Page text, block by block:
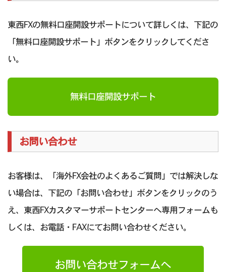
東西FXの無料口座開設サポートについて詳しくは、下記の
「無料口座開設サポート」ボタンをクリックしてくださ
い。
無料口座開設サポート
お問い合わせ
お客様は、「海外FX会社のよくあるご質問」では解決しな
い場合は、下記の「お問い合わせ」ボタンをクリックのう
え、東西FXカスタマーサポートセンターへ専用フォームも
しくは、お電話・FAXにてお問い合わせください。
お問い合わせフォームへ